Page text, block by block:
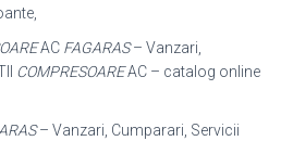
AC FAGARAS– Vanzari,
COMPRESOAREAC – catalog online
– Vanzari, Cumparari, Servicii